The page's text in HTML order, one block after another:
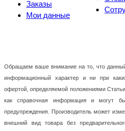
Заказы
Мои данные
Обращаем ваше внимание на то, что
информационный характер и ни при
офертой, определяемой положениями
как справочная информация и могут
предупреждения. Производитель может
внешний вид товара без